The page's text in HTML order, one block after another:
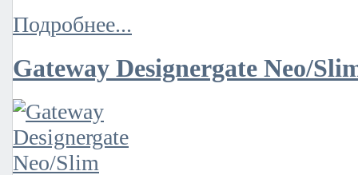
Подробнее...
Gateway Designergate Neo/